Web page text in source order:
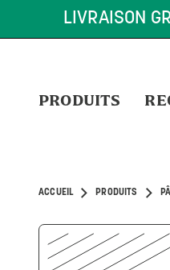
LIVRAISON
PRODUITS
ACCUEIL PRODUITS